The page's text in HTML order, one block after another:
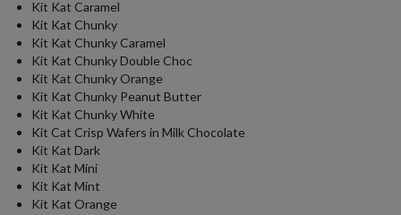
Kit Kat Caramel
Kit Kat Chunky
Kit Kat Chunky Caramel
Kit Kat Chunky Double Choc
Kit Kat Chunky Orange
Kit Kat Chunky Peanut Butter
Kit Kat Chunky White
Kit Cat Crisp Wafers in Milk Chocolate
Kit Kat Dark
Kit Kat Mini
Kit Kat Mint
Kit Kat Orange